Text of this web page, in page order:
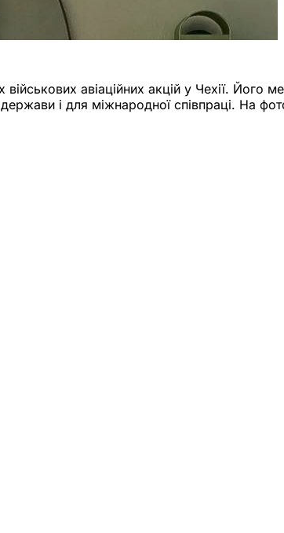
авіаційних акцій у Чехії. Його
і для міжнародної співпраці. На